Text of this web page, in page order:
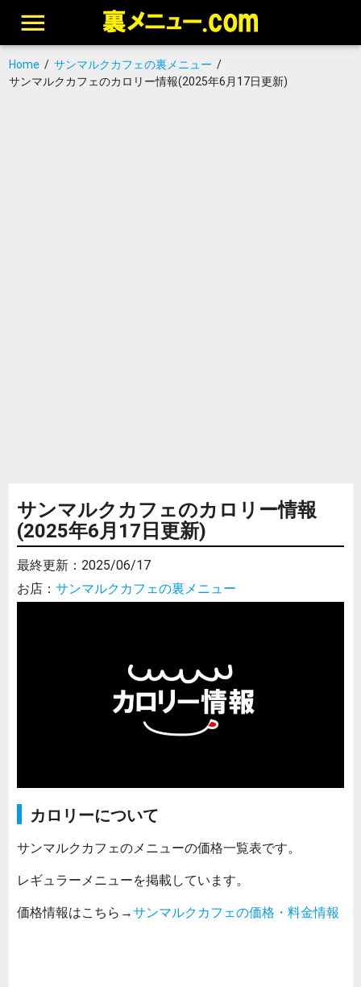
Home/ サンマルクカフェの裏メニュー /
サンマルクカフェのカロリー情報(2025年6月17日更新)
サンマルクカフェのカロリー情報
(2025年6月17日更新)
最終更新： 2025/06/17
お店： サンマルクカフェの裏メニュー
カロリーについて
サンマルクカフェのメニューの価格一覧表です。
レギュラーメニューを掲載しています。
価格情報はこちら→サンマルクカフェの価格・料金情報